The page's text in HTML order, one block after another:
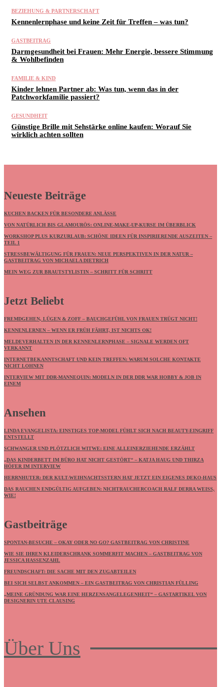
BEZIEHUNG & PARTNERSCHAFT
Kennenlernphase und keine Zeit für Treffen – was tun?
GASTBEITRAG
Darmgesundheit bei Frauen: Mehr Energie, bessere Stimmung
& Wohlbefinden
FAMILIE & KIND
Kinder lehnen Partner ab: Was tun, wenn das in der
Patchworkfamilie passiert?
GESUNDHEIT
Günstige Brille mit Sehstärke online kaufen: Worauf Sie
wirklich achten sollten
Neueste Beiträge
KUCHEN BACKEN FÜR BESONDERE ANLÄSSE
VON NATÜRLICH BIS GLAMOURÖS: ONLINE-MAKE-UP-KURSE IM ÜBERBLICK
WORKSHOP PLUS KURZURLAUB: SCHÖNE IDEEN FÜR INSPIRIERENDE AUSZEITEN –
TEIL 1
STRESSBEWÄLTIGUNG FÜR FRAUEN: NEUE PERSPEKTIVEN IN DER NATUR –
GASTBEITRAG VON MICHAELA DIETRICH
MEIN WEG ZUR BRAUTSTYLISTIN – SCHRITT FÜR SCHRITT
Jetzt Beliebt
FREMDGEHEN, LÜGEN & ZOFF – BAUCHGEFÜHL VON FRAUEN TRÜGT NICHT!
KENNENLERNEN – WENN ER FRÜH FÄHRT, IST NICHTS OK!
MELDEVERHALTEN IN DER KENNENLERNPHASE – SIGNALE WERDEN OFT
VERKANNT
INTERNETBEKANNTSCHAFT UND KEIN TREFFEN: WARUM SOLCHE KONTAKTE
NICHT LOHNEN
INTERVIEW MIT DDR-MANNEQUIN: MODELN IN DER DDR WAR HOBBY & JOB IN
EINEM
Ansehen
LINDA EVANGELISTA: EINSTIGES TOP-MODEL FÜHLT SICH NACH BEAUTY-EINGRIFF
ENTSTELLT
SCHWANGER UND PLÖTZLICH WITWE: EINE ALLEINERZIEHENDE ERZÄHLT
„DAS KINDERBETT IM BÜRO HAT NICHT GESTÖRT“ – KATJA HAUG UND THIRZA
HÖFER IM INTERVIEW
HERRNHUTER: DER KULT-WEIHNACHTSSTERN HAT JETZT EIN EIGENES DEKO-HAUS
DAS RAUCHEN ENDGÜLTIG AUFGEBEN: NICHTRAUCHERCOACH RALF DERRA WEISS, W
IE!
Gastbeiträge
SPONTAN-BESUCHE – OKAY ODER NO GO? GASTBEITRAG VON CHRISTINE
WIE SIE IHREN KLEIDERSCHRANK SOMMERFIT MACHEN – GASTBEITRAG VON
JESSICA HASSENZAHL
FREUNDSCHAFT: DIE SACHE MIT DEN ZUGABTEILEN
BEI SICH SELBST ANKOMMEN – EIN GASTBEITRAG VON CHRISTIAN FÜLLING
„MEINE GRÜNDUNG WAR EINE HERZENSANGELEGENHEIT“ – GASTARTIKEL VON
DESIGNERIN UTE CLAUSING
Über Uns